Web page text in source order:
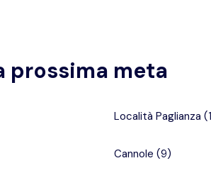
prossima meta
Località Paglianza (
Cannole (9)